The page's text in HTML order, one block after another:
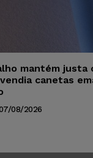
mantém justa
canetas
08/2026